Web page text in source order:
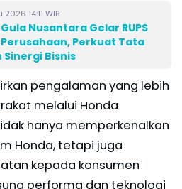
14:11 WIB
Nusantara Gelar RUPS
Perkuat Tata
Sinergi Bisnis
pengalaman yang lebih
melalui Honda
hanya memperkenalkan
Honda, tetapi juga
kepada konsumen
performa dan teknologi